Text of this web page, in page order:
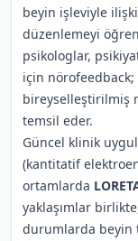
beyin işleviyle
düzenlemeyi
psikologlar,
için
bireyselleştirilmiş
temsil eder.
Güncel klinik
(kantitatif
ortamlarda
yaklaşımlar
durumlarda beyin